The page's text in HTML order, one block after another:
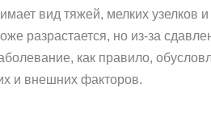
вид тяжей, мелких
разрастается, но из-за
как правило,
и внешних факторов.